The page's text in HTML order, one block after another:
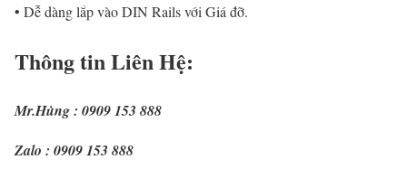
• Dễ dàng lắp vào DIN Rails với Giá đỡ.
Thông tin Liên Hệ:
Mr.Hùng : 0909 153 888
Zalo : 0909 153 888